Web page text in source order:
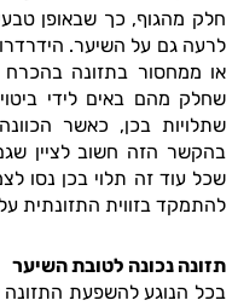
חלק מהגוף, כך שבאופן
לרעה גם על השיער.
או ממחסור בתזונה בהכרח
שחלק מהם באים לידי
שתלויות בכן, כאשר
בהקשר הזה חשוב לציין
שכל עוד זה תלוי בכן נסו
להתמקד בזווית התזונתית
תזונה נכונה לטובת השיער
בכל הנוגע להשפעת התזונה